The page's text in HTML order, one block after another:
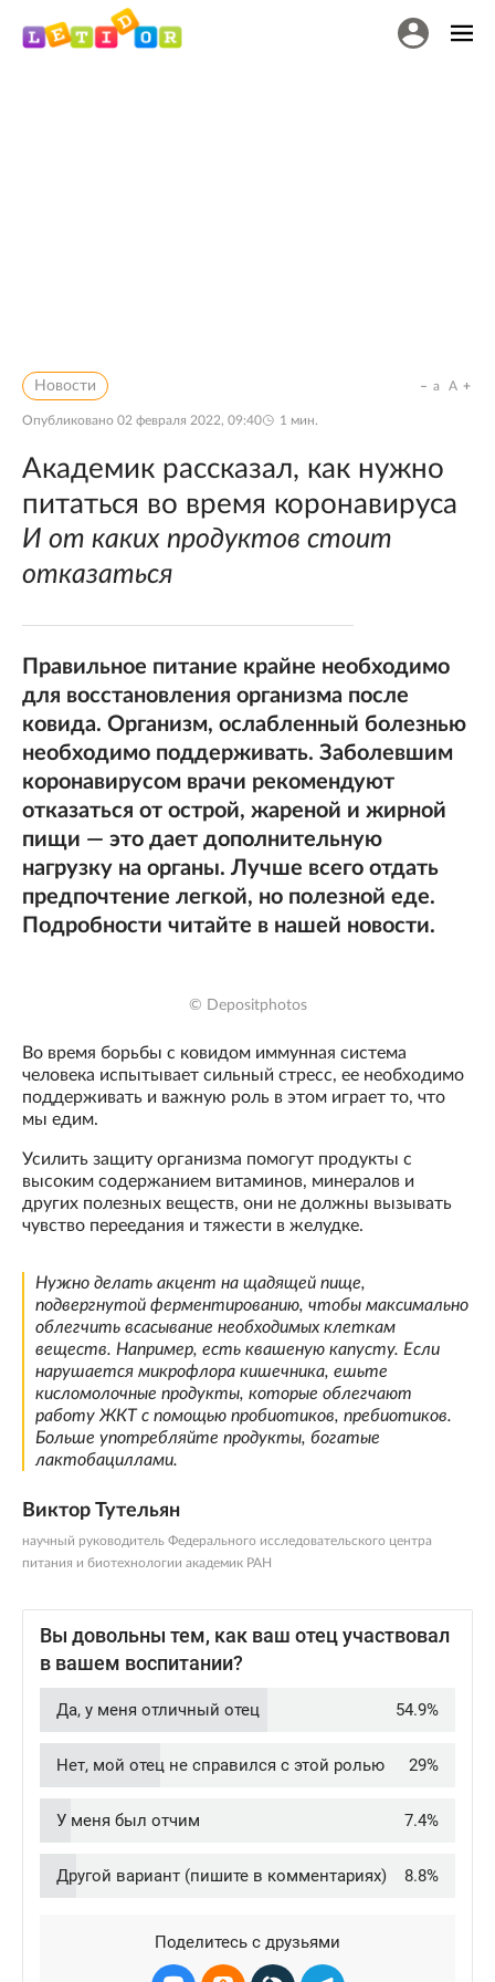
Новости
Опубликовано 02 февраля 2022, 09:40 1 мин.
a A
Академик рассказал, как нужно
питаться во время коронавируса
И от каких продуктов стоит
отказаться
Правильное питание крайне необходимо
для восстановления организма после
ковида. Организм, ослабленный болезнью
необходимо поддерживать. Заболевшим
коронавирусом врачи рекомендуют
отказаться от острой, жареной и жирной
пищи — это дает дополнительную
нагрузку на органы. Лучше всего отдать
предпочтение легкой, но полезной еде.
Подробности читайте в нашей новости.
© Depositphotos
Во время борьбы с ковидом иммунная система
человека испытывает сильный стресс, ее необходимо
поддерживать и важную роль в этом играет то, что
мы едим.
Усилить защиту организма помогут продукты с
высоким содержанием витаминов, минералов и
других полезных веществ, они не должны вызывать
чувство переедания и тяжести в желудке.
Нужно делать акцент на щадящей пище,
подвергнутой ферментированию, чтобы максимально
облегчить всасывание необходимых клеткам
веществ. Например, есть квашеную капусту. Если
нарушается микрофлора кишечника, ешьте
кисломолочные продукты, которые облегчают
работу ЖКТ с помощью пробиотиков, пребиотиков.
Больше употребляйте продукты, богатые
лактобациллами.
Виктор Тутельян
научный руководитель Федерального исследовательского центра
питания и биотехнологии академик РАН